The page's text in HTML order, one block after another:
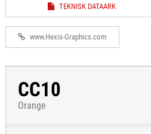
TEKNISK DATAARK
www.Hexis-Graphics.com
CC10
Orange